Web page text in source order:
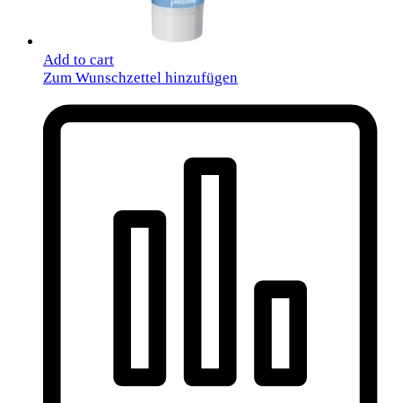
Add to cart
Zum Wunschzettel hinzufügen